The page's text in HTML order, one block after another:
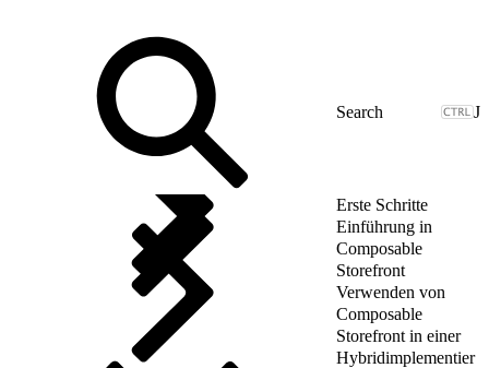
J
Erste Schritte
Einführung in
Composable
Storefront
Verwenden von
Composable
Storefront in einer
Hybridimplementier